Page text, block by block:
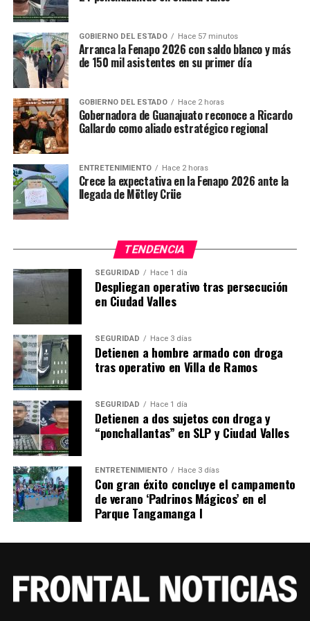
TEMAS RELACIONADOS
YA VIENE
Récord de participación en la Carrera Atlética Policial
América golea y se mete a la final
GOBIERNO DEL ESTADO Hace 57 minutos
Arranca la Fenapo 2026 con saldo blanco y más
de 150 mil asistentes en su primer día
GOBIERNO DEL ESTADO Hace 2 horas
Gobernadora de Guanajuato reconoce a Ricardo
Gallardo como aliado estratégico regional
ENTRETENIMIENTO Hace 2 horas
Crece la expectativa en la Fenapo 2026 ante la
llegada de Mötley Crüe
TENDENCIA
SEGURIDAD Hace 1 día
Despliegan operativo tras persecución
en Ciudad Valles
SEGURIDAD Hace 3 días
Detienen a hombre armado con droga
tras operativo en Villa de Ramos
SEGURIDAD Hace 1 día
Detienen a dos sujetos con droga y
“ponchallantas” en SLP y Ciudad Valles
ENTRETENIMIENTO Hace 3 días
Con gran éxito concluye el campamento
de verano ‘Padrinos Mágicos’ en el
Parque Tangamanga I